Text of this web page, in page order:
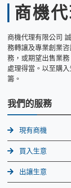
商機
商機代理有限公司
務轉讓及專業創業
務，或期望出售業
處理得當。以至購
籌。
我們的服務
現有商機
買入生意
出讓生意